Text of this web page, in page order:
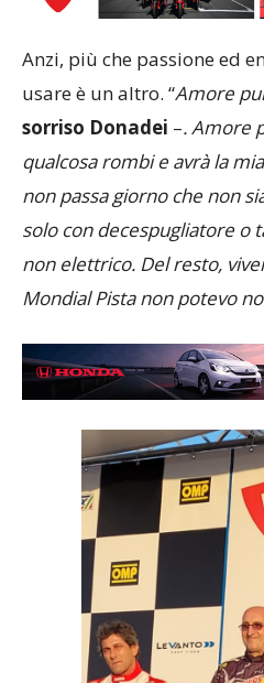
Anzi, più che passione ed
usare è un altro. “
Amore
sorriso Donadei
. Amore
qualcosa rombi e avrà la
non passa giorno che non
solo con decespugliatore o
non elettrico. Del resto,